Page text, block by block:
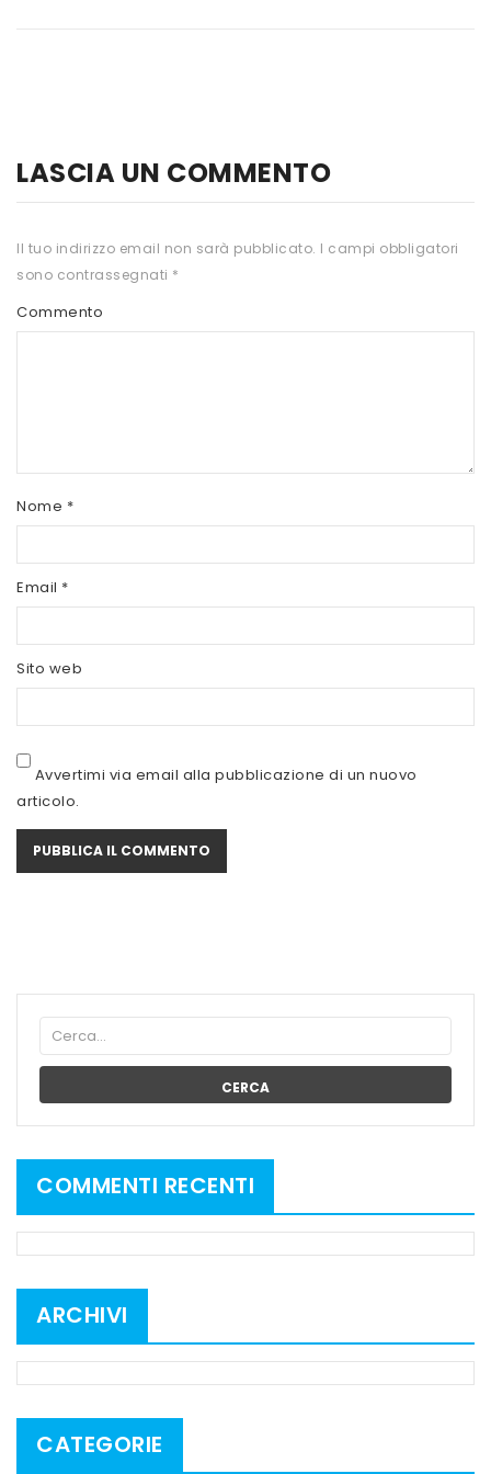
NAMED SPORT
NATIVA INTEGRATORI
NATURAL POINT
PRO ACTION
SCITEC NUTRITION
SEVEN NUTRITION
SYFORM
VOLCHEM
WHY NATURE
WHY SPORT
LASCIA UN COMMENTO
Il tuo indirizzo email non sarà pubblicato. I campi obbligatori
sono contrassegnati *
Commento
Nome *
Email *
Sito web
Avvertimi via email alla pubblicazione di un nuovo
articolo.
CERCA
COMMENTI RECENTI
ARCHIVI
CATEGORIE